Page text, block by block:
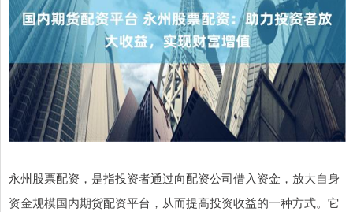
永州股票配资，是指投资者通过向配资公司借入资金，放大自身
资金规模国内期货配资平台，从而提高投资收益的一种方式。它